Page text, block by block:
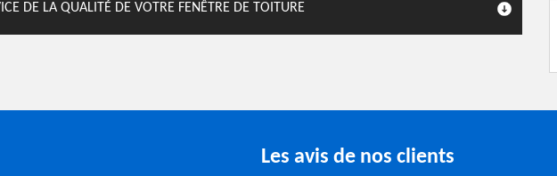
DE LA QUALITÉ DE VOTRE FENÊTRE DE TOITURE
Les avis de nos clients